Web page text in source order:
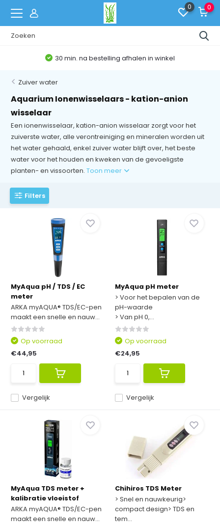
0 0
30 min. na bestelling afhalen in winkel
Zuiver water
Aquarium Ionenwisselaars - kation-anion
wisselaar
Een ionenwisselaar, kation-anion wisselaar zorgt voor het
zuiverste water, alle verontreiniging en mineralen worden uit
het water gehaald, enkel zuiver water blijft over, het beste
water voor het houden en kweken van de gevoeligste
planten- en vissoorten.Toon meer
Filters
MyAqua pH / TDS / EC
meter
ARKA myAQUA® TDS/EC-pen
maakt een snelle en nauw...
Vergelijk
Op voorraad
€44,95
MyAqua pH meter
> Voor het bepalen van de
pH-waarde
> Van pH 0,...
Vergelijk
Op voorraad
€24,95
MyAqua TDS meter +
kalibratie vloeistof
ARKA myAQUA® TDS/EC-pen
maakt een snelle en nauw...
Chihiros TDS Meter
> Snel en nauwkeurig>
compact design> TDS en
tem...